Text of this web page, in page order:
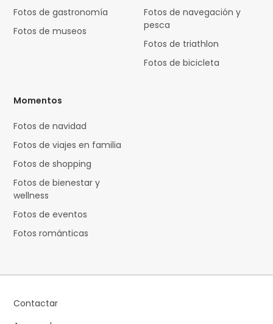
Fotos de gastronomía
Fotos de museos
Fotos de navegación y
pesca
Fotos de triathlon
Fotos de bicicleta
Momentos
Fotos de navidad
Fotos de viajes en familia
Fotos de shopping
Fotos de bienestar y
wellness
Fotos de eventos
Fotos románticas
Contactar